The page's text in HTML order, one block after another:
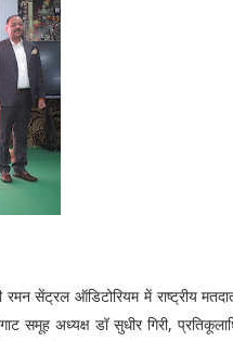
रमन सेंट्रल ऑडिटोरियम में राष्ट्रीय
समूह अध्यक्ष डॉ सुधीर गिरी,